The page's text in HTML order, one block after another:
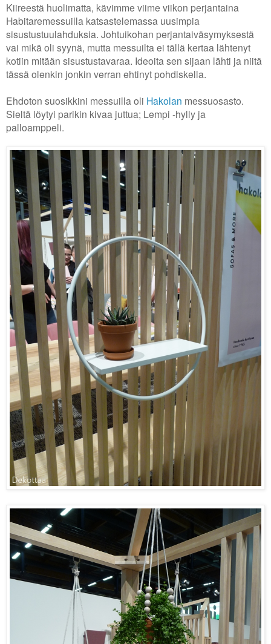
Kiireestä huolimatta, kävimme viime viikon perjantaina
Habitaremessuilla katsastelemassa uusimpia
sisustustuulahduksia. Johtuikohan perjantaiväsymyksestä
vai mikä oli syynä, mutta messuilta ei tällä kertaa lähtenyt
kotiin mitään sisustustavaraa. Ideoita sen sijaan lähti ja niitä
tässä olenkin jonkin verran ehtinyt pohdiskella.
Ehdoton suosikkini messuilla oli Hakolan messuosasto.
Sieltä löytyi parikin kivaa juttua; Lempi -hylly ja
palloamppeli.